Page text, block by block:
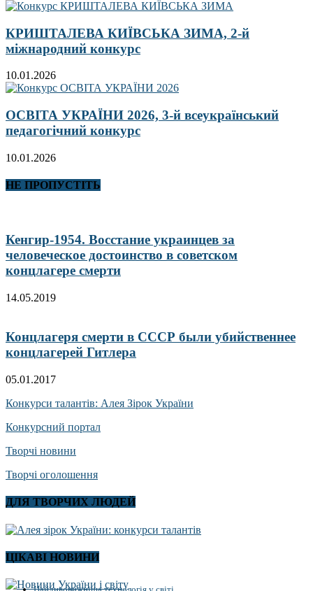
КРИШТАЛЕВА КИЇВСЬКА ЗИМА, 2-й
міжнародний конкурс
10.01.2026
ОСВІТА УКРАЇНИ 2026, 3-й всеукраїнський
педагогічний конкурс
10.01.2026
НЕ ПРОПУСТІТЬ
Кенгир-1954. Восстание украинцев за
человеческое достоинство в советском
концлагере смерти
14.05.2019
Концлагеря смерти в СССР были убийственнее
концлагерей Гитлера
05.01.2017
Конкурси талантів: Алея Зірок України
Конкурсний портал
Творчі новини
Творчі оголошення
ДЛЯ ТВОРЧИХ ЛЮДЕЙ
ЦІКАВІ НОВИНИ